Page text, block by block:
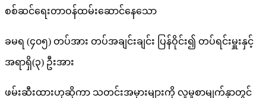
စစ်ဆင်ရေးတာဝန်ထမ်းဆောင်နေသော
ခမရ (၄၀၅) တပ်အား တပ်အချင်းချင်း ပြန်ဝိုင်း၍ တပ်ရင်းမှူးနှင့်
အရာရှိ(၃) ဦးအား
ဖမ်းဆီးထားဟုဆိုကာ သတင်းအမှားများကို လူမှုစာမျက်နှာတွင်